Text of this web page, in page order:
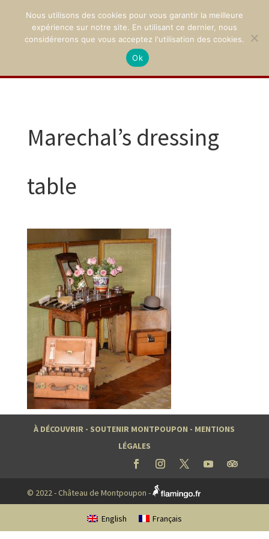
02 47 94 21 15
Marechal’s dressing
table
À DÉCOUVRIR - SOUTENIR MONTPOUPON - MENTIONS
LÉGALES
© 2022 - Château de Montpoupon -
English Français
Nous utilisons des cookies pour vous garantir la meilleure
expérience sur notre site. En utilisant ce dernier, nous
considérerons que vous acceptez l'utilisation des cookies.
Ok